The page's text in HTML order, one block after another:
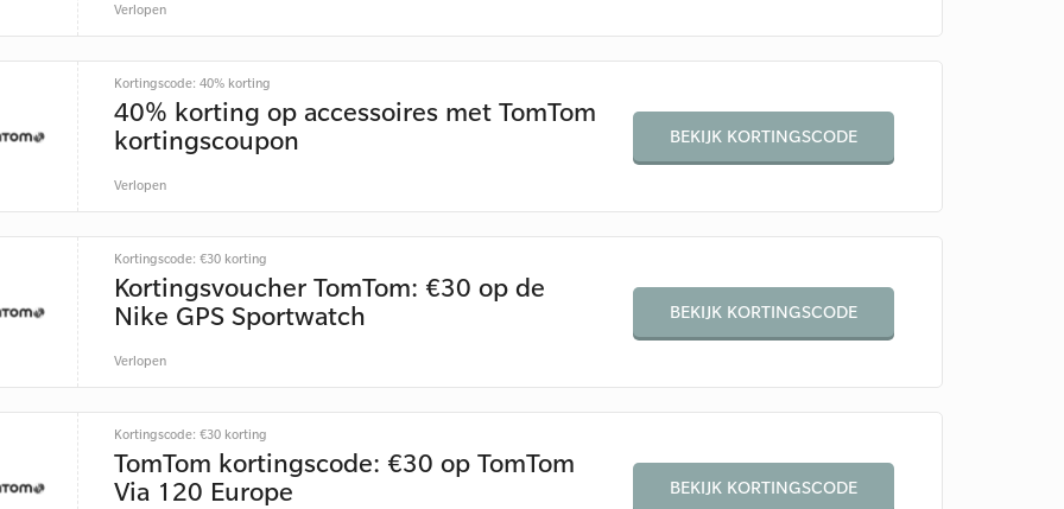
Verlopen
Kortingscode: 40% korting
40% korting op accessoires met TomTom
kortingscoupon
Verlopen
BEKIJK KORTINGSCODE
Kortingscode: €30 korting
Kortingsvoucher TomTom: €30 op de
Nike GPS Sportwatch
Verlopen
BEKIJK KORTINGSCODE
Kortingscode: €30 korting
TomTom kortingscode: €30 op TomTom
Via 120 Europe
BEKIJK KORTINGSCODE